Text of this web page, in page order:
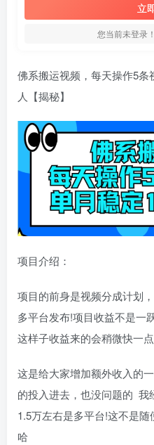
立
您当前未登录
佛系搬运视频，每天操作5
人【揭秘】
项目介绍：
项目的前身是视频分成计划
多平台发布!项目收益不是一
这样子收益来的会稍微快一
这是给大家增加额外收入的
的投入进去，也没问题的 我
1.5万左右是多平台!这不是
哈